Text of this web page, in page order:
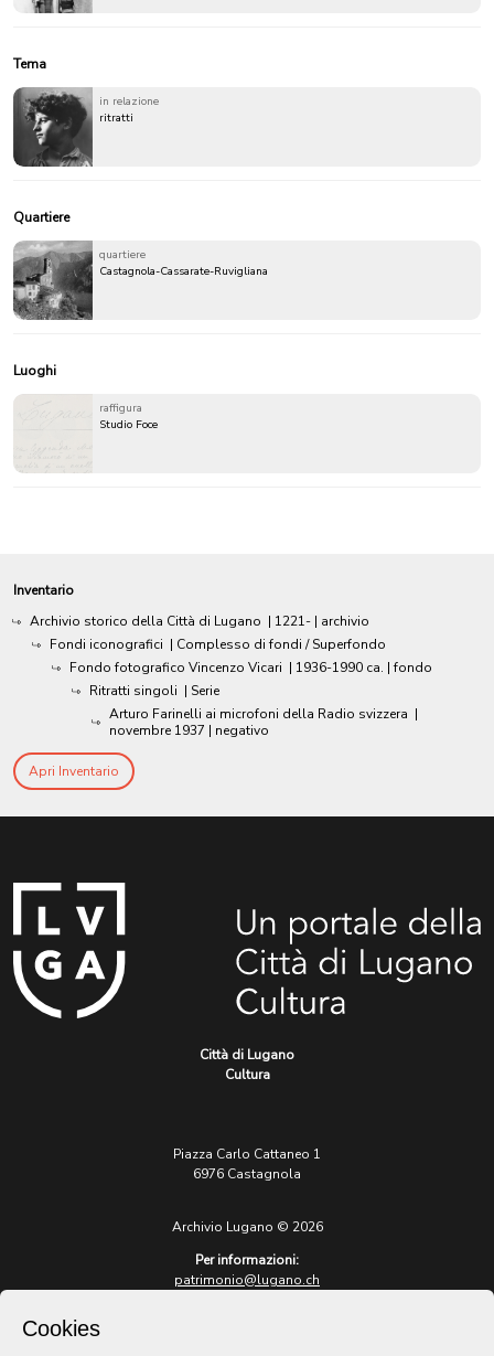
Tema
in relazione
ritratti
Quartiere
quartiere
Castagnola-Cassarate-Ruvigliana
Luoghi
raffigura
Studio Foce
Inventario
Archivio storico della Città di Lugano | 1221- | archivio
Fondi iconografici | Complesso di fondi / Superfondo
Fondo fotografico Vincenzo Vicari | 1936-1990 ca. | fondo
Ritratti singoli | Serie
Arturo Farinelli ai microfoni della Radio svizzera |
novembre 1937 | negativo
Apri Inventario
Città di Lugano
Cultura
Piazza Carlo Cattaneo 1
6976 Castagnola
Archivio Lugano © 2026
Per informazioni:
patrimonio@lugano.ch
Cookies